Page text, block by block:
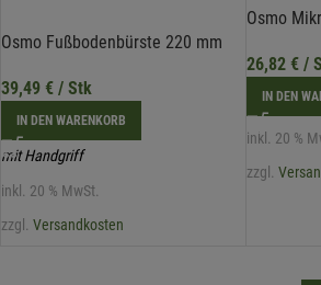
Osmo Fußbodenbürste 220 mm
39,49 € / Stk
IN DEN WARENKORB
mit Handgriff
inkl. 20 % MwSt.
zzgl. Versandkosten
Osmo
26,82 €/
IN DEN
inkl. 20 %
zzgl.